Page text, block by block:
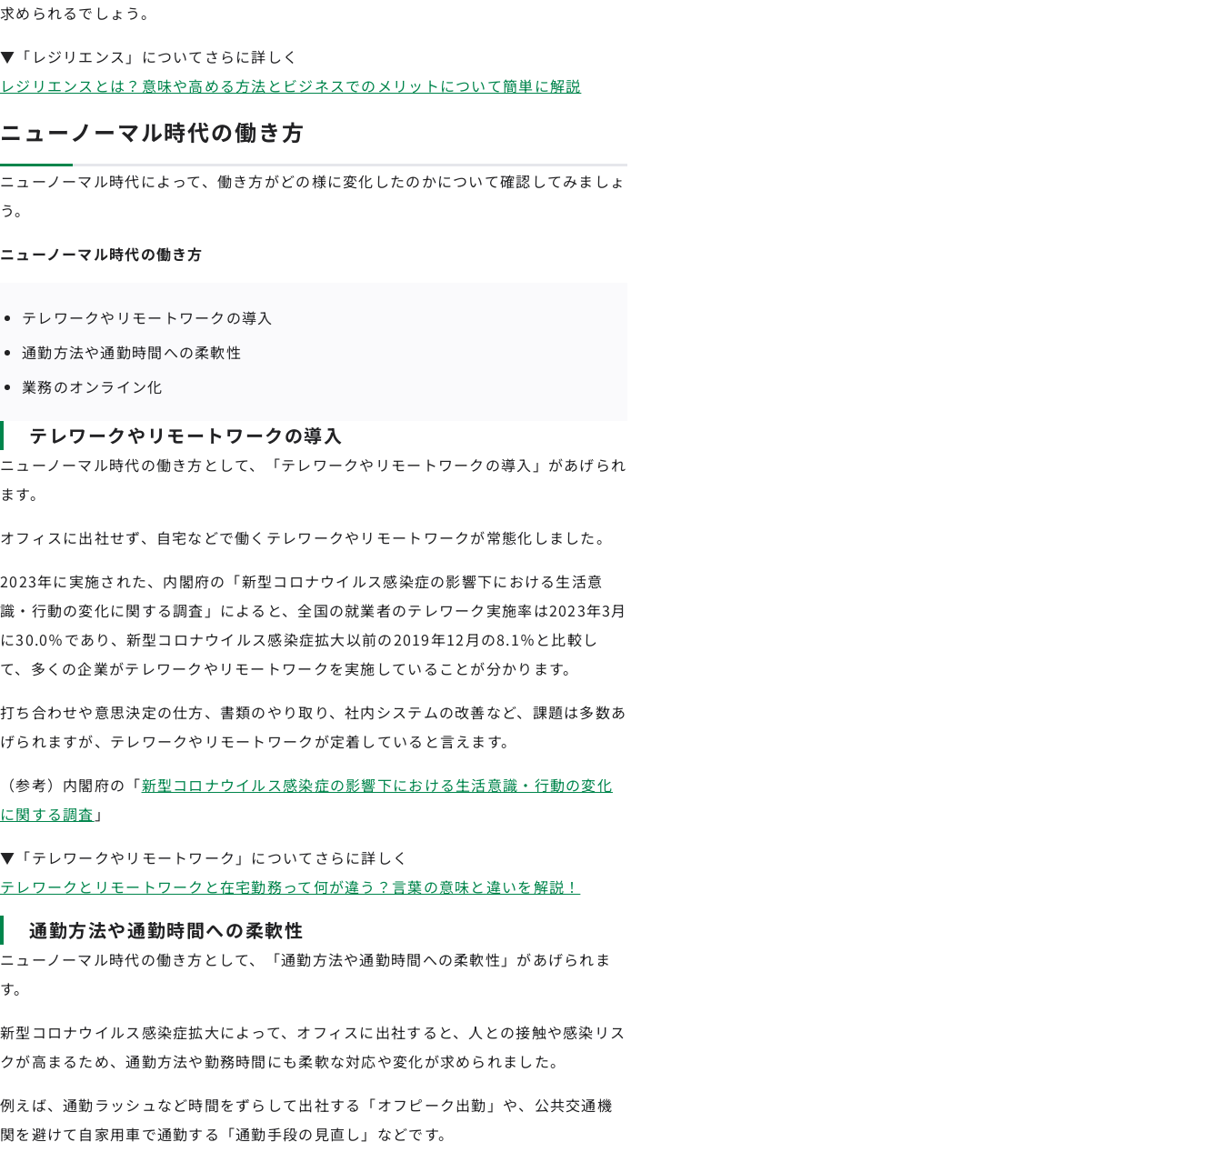
求められるでしょう。
▼「レジリエンス」についてさらに詳しく
レジリエンスとは？意味や高める方法とビジネスでのメリットについて簡単に解説
ニューノーマル時代の働き方
ニューノーマル時代によって、働き方がどの様に変化したのかについて確認してみましょ
う。
ニューノーマル時代の働き方
テレワークやリモートワークの導入
通勤方法や通勤時間への柔軟性
業務のオンライン化
テレワークやリモートワークの導入
ニューノーマル時代の働き方として、「テレワークやリモートワークの導入」があげられ
ます。
オフィスに出社せず、自宅などで働くテレワークやリモートワークが常態化しました。
2023年に実施された、内閣府の「新型コロナウイルス感染症の影響下における生活意
識・行動の変化に関する調査」によると、全国の就業者のテレワーク実施率は2023年3月
に30.0％であり、新型コロナウイルス感染症拡大以前の2019年12月の8.1％と比較し
て、多くの企業がテレワークやリモートワークを実施していることが分かります。
打ち合わせや意思決定の仕方、書類のやり取り、社内システムの改善など、課題は多数あ
げられますが、テレワークやリモートワークが定着していると言えます。
（参考）内閣府の「新型コロナウイルス感染症の影響下における生活意識・行動の変化
に関する調査 」
▼「テレワークやリモートワーク」についてさらに詳しく
テレワークとリモートワークと在宅勤務って何が違う？言葉の意味と違いを解説！
通勤方法や通勤時間への柔軟性
ニューノーマル時代の働き方として、「通勤方法や通勤時間への柔軟性」があげられま
す。
新型コロナウイルス感染症拡大によって、オフィスに出社すると、人との接触や感染リス
クが高まるため、通勤方法や勤務時間にも柔軟な対応や変化が求められました。
例えば、通勤ラッシュなど時間をずらして出社する「オフピーク出勤」や、公共交通機
関を避けて自家用車で通勤する「通勤手段の見直し」などです。